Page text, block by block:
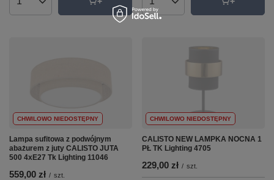
Ilość produktów Ilość produktów
CHWILOWO NIEDOSTĘPNY
Lampa sufitowa z podwójnym
abażurem z juty CALISTO JUTA
500 4xE27 Tk Lighting 11046
559,00 zł / szt.
CHWILOWO NIEDOSTĘPNY
CALISTO NEW LAMPKA NOCNA 1
PŁ TK Lighting 4705
229,00 zł / szt.